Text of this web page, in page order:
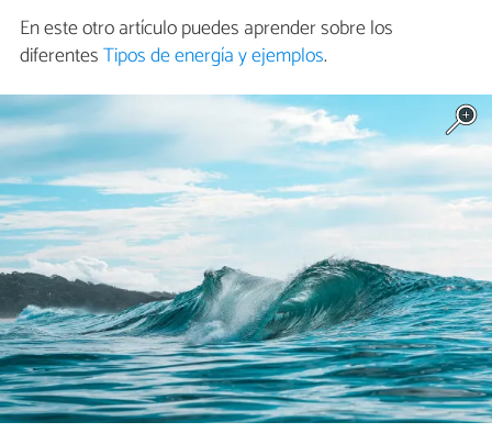
En este otro artículo puedes aprender sobre los
diferentesTipos de energía y ejemplos.